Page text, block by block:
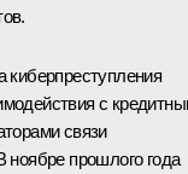
киберпреступления
с
связи
ноябре прошлого года